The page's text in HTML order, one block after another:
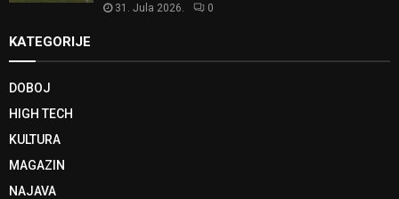
31. Jula 2026. 0
KATEGORIJE
DOBOJ
HIGH TECH
KULTURA
MAGAZIN
NAJAVA